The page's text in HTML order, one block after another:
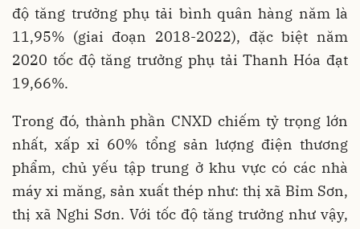
độ tăng trưởng phụ tải bình quân hàng năm là
11,95% (giai đoạn 2018-2022), đặc biệt năm
2020 tốc độ tăng trưởng phụ tải Thanh Hóa đạt
19,66%.
Trong đó, thành phần CNXD chiếm tỷ trọng lớn
nhất, xấp xỉ 60% tổng sản lượng điện thương
phẩm, chủ yếu tập trung ở khu vực có các nhà
máy xi măng, sản xuất thép như: thị xã Bỉm Sơn,
thị xã Nghi Sơn. Với tốc độ tăng trưởng như vậy,